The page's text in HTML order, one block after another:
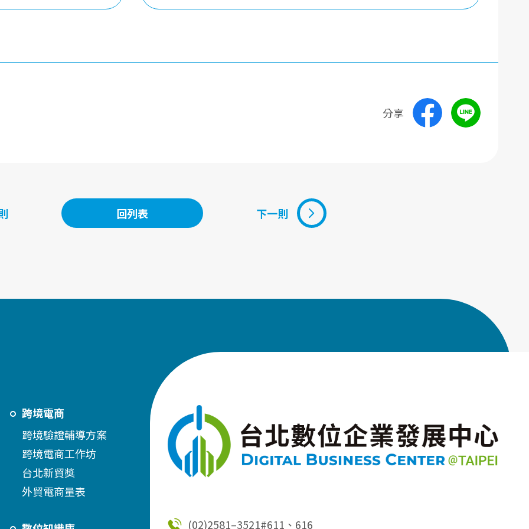
分享
回列表
下一則
跨境電商
跨境驗證輔導方案
跨境電商工作坊
台北新貿獎
外貿電商量表
(02)2581–3521#611、616